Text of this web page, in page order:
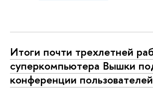
Итоги почти трехлетней
суперкомпьютера Вышки
конференции пользователей